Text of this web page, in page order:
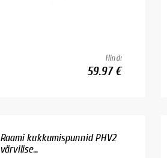
Hind:
59.97 €
Raami kukkumispunnid PHV2
värvilise...